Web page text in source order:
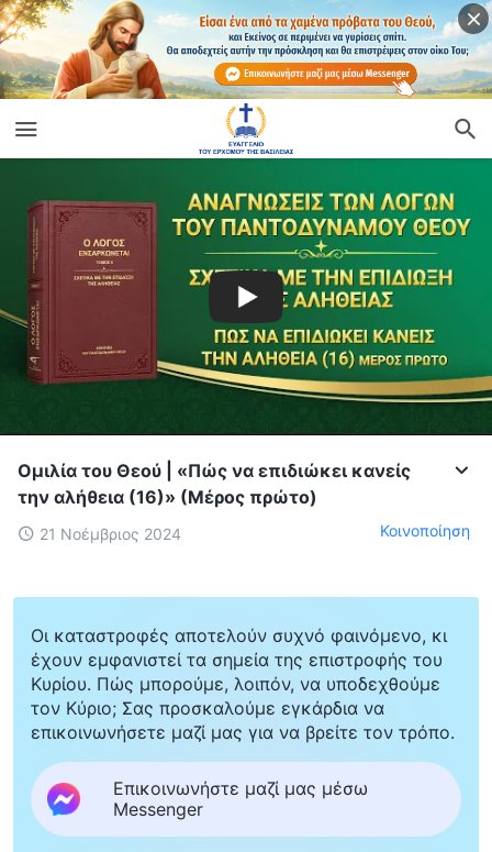
Ομιλία του Θεού | «Πώς να επιδιώκει κανείς
την αλήθεια (16)» (Μέρος πρώτο)
21 Νοέμβριος 2024 Κοινοποίηση
Οι καταστροφές αποτελούν συχνό φαινόμενο, κι
έχουν εμφανιστεί τα σημεία της επιστροφής του
Κυρίου. Πώς μπορούμε, λοιπόν, να υποδεχθούμε
τον Κύριο; Σας προσκαλούμε εγκάρδια να
επικοινωνήσετε μαζί μας για να βρείτε τον τρόπο.
Επικοινωνήστε μαζί μας μέσω
Messenger